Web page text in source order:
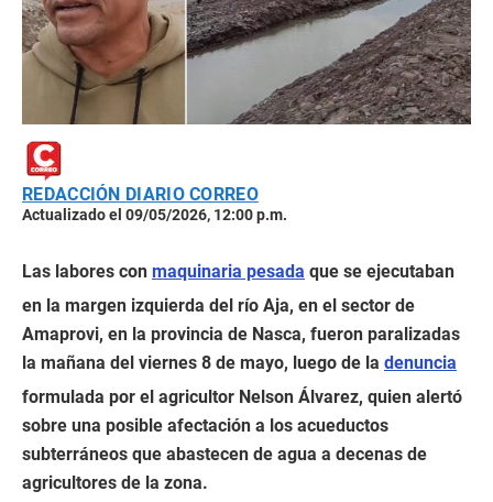
REDACCIÓN DIARIO CORREO
Actualizado el 09/05/2026, 12:00 p.m.
Las labores con maquinaria pesada que se ejecutaban
en la margen izquierda del río Aja, en el sector de
Amaprovi, en la provincia de Nasca, fueron paralizadas
la mañana del viernes 8 de mayo, luego de la denuncia
formulada por el agricultor Nelson Álvarez, quien alertó
sobre una posible afectación a los acueductos
subterráneos que abastecen de agua a decenas de
agricultores de la zona.